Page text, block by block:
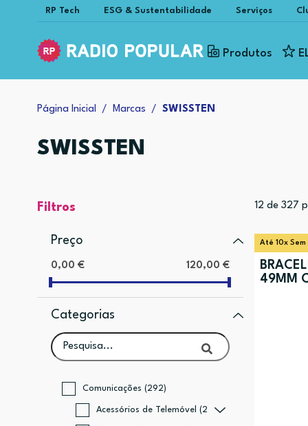
RP Tech ESG & Sustentabilidade Serviços
Produtos
Página Inicial Marcas SWISSTEN
SWISSTEN
Filtros
Preço
0,00 € 120,00 €
Categorias
Comunicações (292)
Acessórios de Telemóvel (228)
12 de 327
Até 10x Sem
49MM